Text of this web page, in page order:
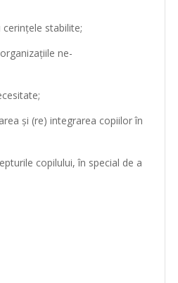
stabilite;
ne-
şi (re) integrarea copiilor în
copilului, în special de a